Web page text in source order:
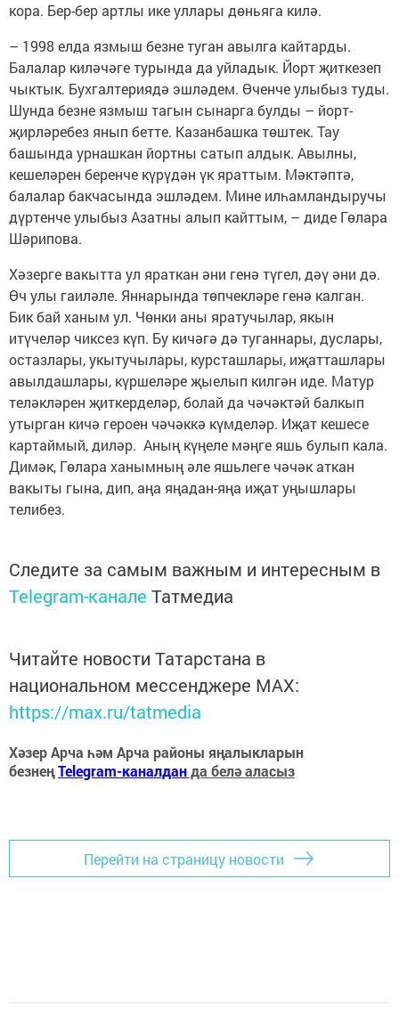
кора. Бер-бер артлы ике уллары дөньяга килә.
– 1998 елда язмыш безне туган авылга кайтарды.
Балалар киләчәге турында да уйладык. Йорт җиткезеп
чыктык. Бухгалтериядә эшләдем. Өченче улыбыз туды.
Шунда безне язмыш тагын сынарга булды – йорт-
җирләребез янып бетте. Казанбашка төштек. Тау
башында урнашкан йортны сатып алдык. Авылны,
кешеләрен беренче күрүдән үк яраттым. Мәктәптә,
балалар бакчасында эшләдем. Мине илһамландыручы
дүртенче улыбыз Азатны алып кайттым, – диде Гөлара
Шәрипова.
Хәзерге вакытта ул яраткан әни генә түгел, дәү әни дә.
Өч улы гаиләле. Яннарында төпчекләре генә калган.
Бик бай ханым ул. Чөнки аны яратучылар, якын
итүчеләр чиксез күп. Бу кичәгә дә туганнары, дуслары,
остазлары, укытучылары, курсташлары, иҗатташлары
авылдашлары, күршеләре җыелып килгән иде. Матур
теләкләрен җиткерделәр, болай да чәчәктәй балкып
утырган кичә героен чәчәккә күмделәр. Иҗат кешесе
картаймый, диләр. Аның күңеле мәңге яшь булып кала.
Димәк, Гөлара ханымның әле яшьлеге чәчәк аткан
вакыты гына, дип, аңа яңадан-яңа иҗат уңышлары
телибез.
Следите за самым важным и интересным в
Telegram-канале Татмедиа
Читайте новости Татарстана в
национальном мессенджере MАХ:
https://max.ru/tatmedia
Хәзер Арча һәм Арча районы яңалыкларын
безнеңTelegram-каналданда белә аласыз
Перейти на страницу новости